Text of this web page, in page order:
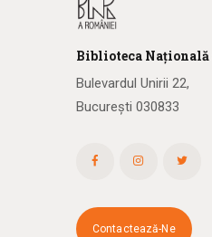
Biblioteca Națională
Bulevardul Unirii 22,
București 030833
Contactează-Ne